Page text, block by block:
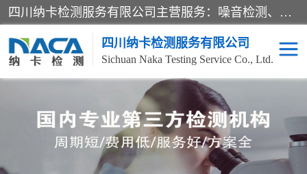
四川纳卡检测服务有限公司主营服务：噪音检测、灯光检测、防护网检测、磁性检测、无损检测、燃烧等级检测；本着严谨、规范的态度严格执行国家现行标准、规范及规程，奉行“科学公正、准确、持续改进、诚信服务”的企业价值和“科学、信誉、服务”的企业宗旨，竭诚为广大客户服务。
四川纳卡检测服务有限公司
Sichuan Naka Testing Service Co., Ltd.
噪音检测 灯光检测
防护网检测 磁性检测